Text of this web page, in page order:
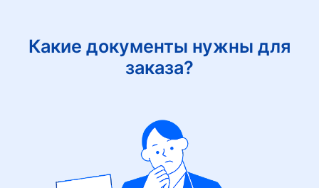
Какие документы нужны для
заказа?